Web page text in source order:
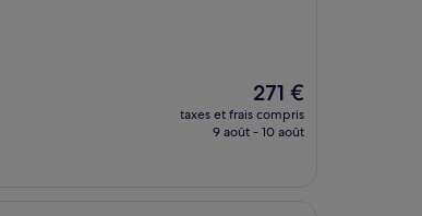
Le
nouveau
prix
271 €
taxes et frais compris
9 août - 10 août